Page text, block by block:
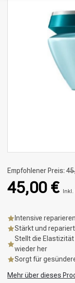
Empfohlener Preis:
45,00 € Inkl.
Intensive
Stärkt und
Stellt die
wieder her
Sorgt für
Mehr über dieses